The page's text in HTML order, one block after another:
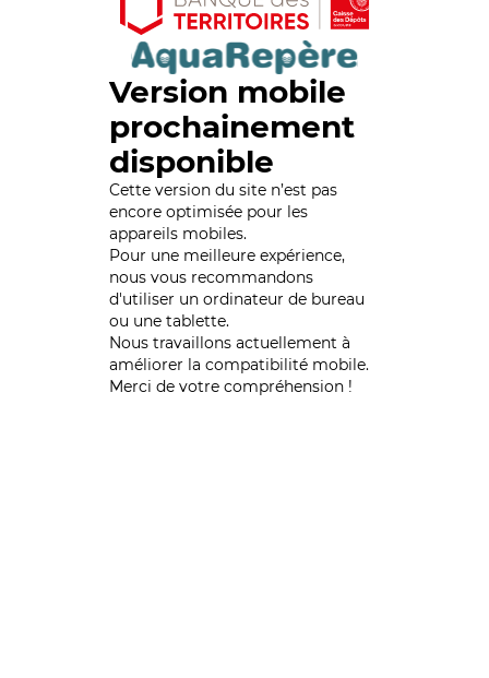
Version mobile
prochainement
disponible
Cette version du site n’est pas
encore optimisée pour les
appareils mobiles.
Pour une meilleure expérience,
nous vous recommandons
d'utiliser un ordinateur de bureau
ou une tablette.
Nous travaillons actuellement à
améliorer la compatibilité mobile.
Merci de votre compréhension !